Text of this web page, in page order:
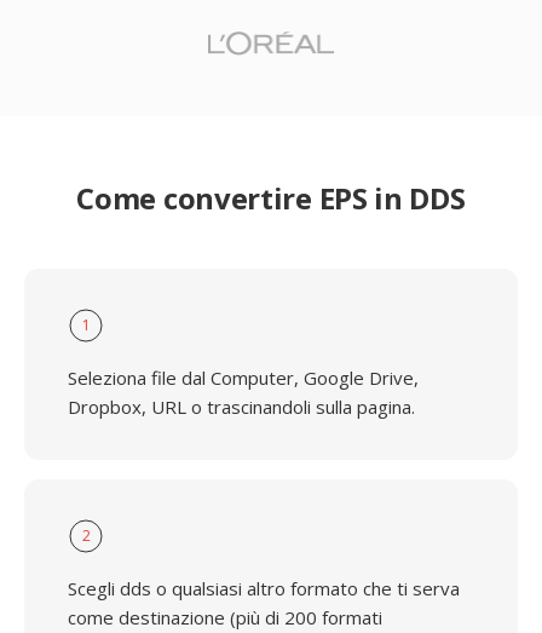
Come convertire EPS in DDS
1
Seleziona file dal Computer, Google Drive,
Dropbox, URL o trascinandoli sulla pagina.
2
Scegli dds o qualsiasi altro formato che ti serva
come destinazione (più di 200 formati